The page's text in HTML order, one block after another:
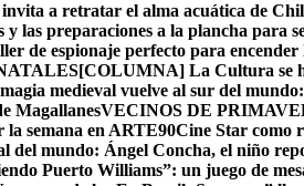
a retratar el alma acuática de
y las preparaciones a la plancha para
de espionaje perfecto para encender
[COLUMNA] La Cultura se
medieval vuelve al sur del
MagallanesVECINOS DE
la semana en ARTE90Cine Star como
del mundo: Ángel Concha, el niño
Puerto Williams”: un juego de